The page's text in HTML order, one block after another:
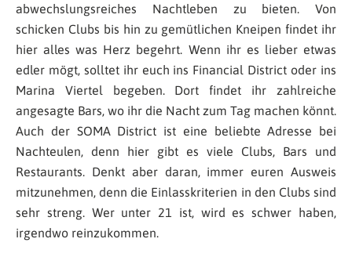
abwechslungsreiches Nachtleben zu bieten. Von
schicken Clubs bis hin zu gemütlichen Kneipen findet ihr
hier alles was Herz begehrt. Wenn ihr es lieber etwas
edler mögt, solltet ihr euch ins Financial District oder ins
Marina Viertel begeben. Dort findet ihr zahlreiche
angesagte Bars, wo ihr die Nacht zum Tag machen könnt.
Auch der SOMA District ist eine beliebte Adresse bei
Nachteulen, denn hier gibt es viele Clubs, Bars und
Restaurants. Denkt aber daran, immer euren Ausweis
mitzunehmen, denn die Einlasskriterien in den Clubs sind
sehr streng. Wer unter 21 ist, wird es schwer haben,
irgendwo reinzukommen.